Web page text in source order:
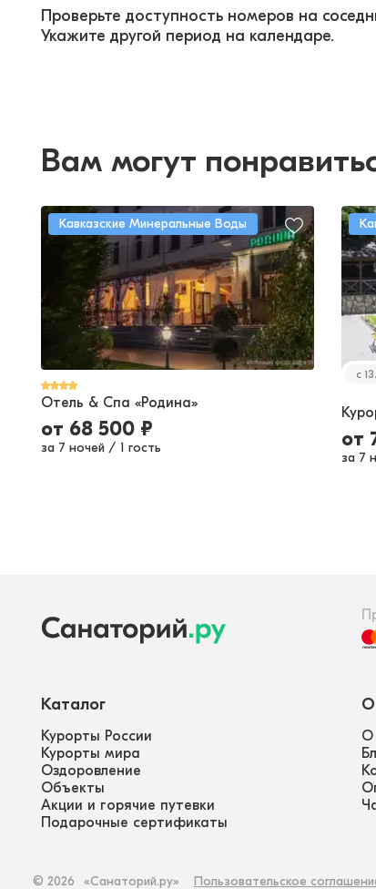
Проверьте доступность номеров на
Укажите другой период на календаре.
Вам могут
Кавказские Минеральные Воды
Отель & Спа «Родина»
от 68 500 ₽
за 7 ночей / 1 гость
c
от
за 7
Каталог
Курорты России
Курорты мира
Оздоровление
Объекты
Акции и горячие путевки
Подарочные сертификаты
О
О
© 2026 «Санаторий.ру» Пользовательское